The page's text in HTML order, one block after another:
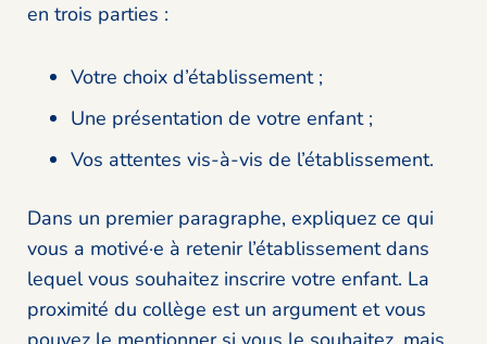
en trois parties :
Votre choix d’établissement ;
Une présentation de votre enfant ;
Vos attentes vis-à-vis de l’établissement.
Dans un premier paragraphe, expliquez ce qui
vous a motivé·e à retenir l’établissement dans
lequel vous souhaitez inscrire votre enfant. La
proximité du collège est un argument et vous